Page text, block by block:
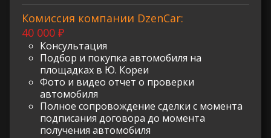
Комиссия компании DzenCar:
40 000 ₽
Консультация
Подбор и покупка автомобиля на
площадках в Ю. Кореи
Фото и видео отчет о проверки
автомобиля
Полное сопровождение сделки с момента
подписания договора до момента
получения автомобиля